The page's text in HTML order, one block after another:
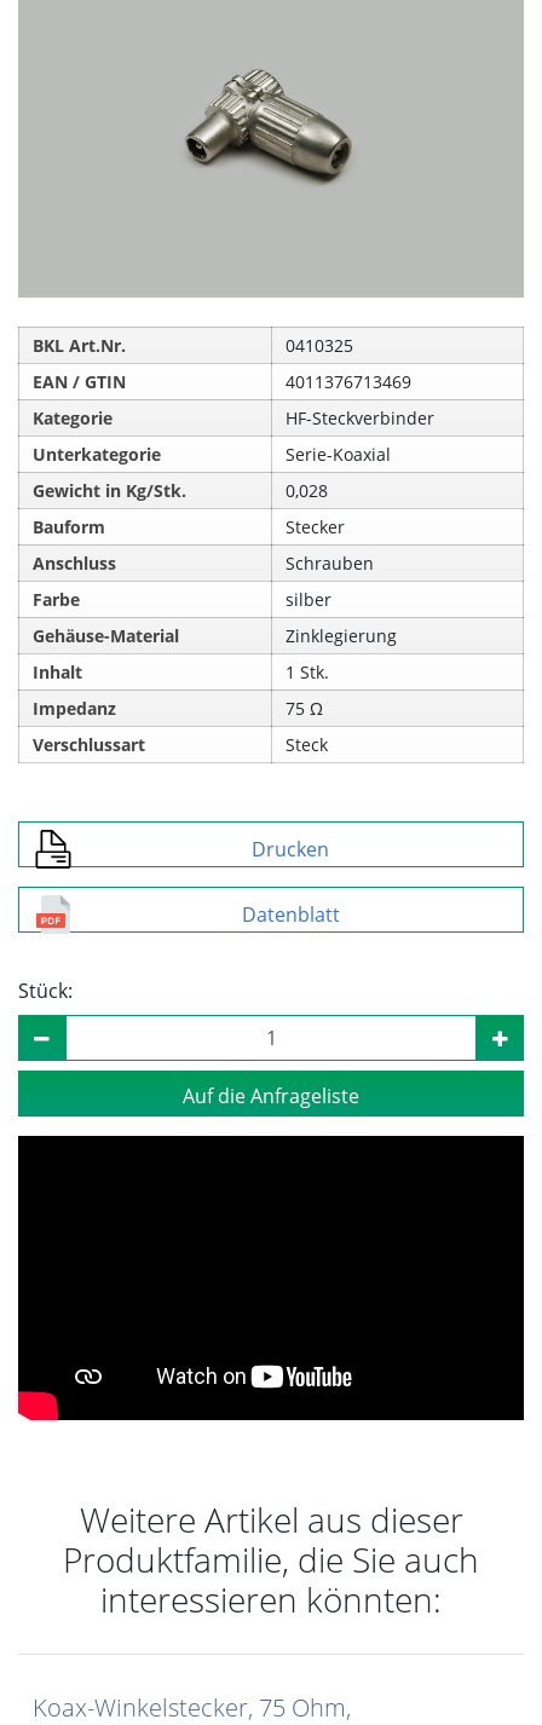
BKL Art.Nr.
0410325
EAN / GTIN
4011376713469
Kategorie
HF-Steckverbinder
Unterkategorie
Serie-Koaxial
Gewicht in Kg/Stk.
0,028
Bauform
Stecker
Anschluss
Schrauben
Farbe
silber
Gehäuse-Material
Zinklegierung
Inhalt
1 Stk.
Impedanz
75 Ω
Verschlussart
Steck
Drucken
Datenblatt
Stück:
Auf die Anfrageliste
Weitere Artikel aus dieser
Produktfamilie, die Sie auch
interessieren könnten:
Koax-Winkelstecker, 75 Ohm,